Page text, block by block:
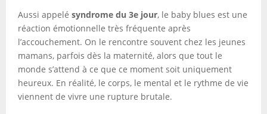
Aussi appelé syndrome du 3e jour, le baby blues est une
réaction émotionnelle très fréquente après
l’accouchement. On le rencontre souvent chez les jeunes
mamans, parfois dès la maternité, alors que tout le
monde s’attend à ce que ce moment soit uniquement
heureux. En réalité, le corps, le mental et le rythme de vie
viennent de vivre une rupture brutale.